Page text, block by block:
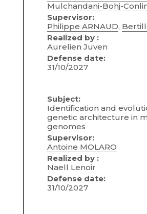
Mulchandani-Bohj-
Supervisor:
Philippe ARNAUD,
Realized by :
Aurelien Juven
Defense date:
31/10/2027
Subject:
Identification and
genetic architecture in
genomes
Supervisor:
Antoine MOLARO
Realized by :
Naell Lenoir
Defense date:
31/10/2027